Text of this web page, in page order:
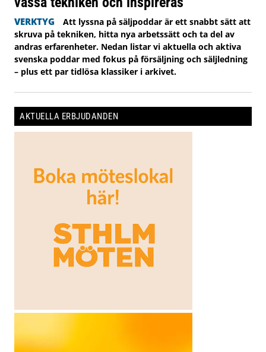
VERKTYG
Att lyssna på säljpoddar är ett snabbt sätt att
skruva på tekniken, hitta nya arbetssätt och ta del av
andras erfarenheter. Nedan listar vi aktuella och aktiva
svenska poddar med fokus på försäljning och säljledning
– plus ett par tidlösa klassiker i arkivet.
AKTUELLA ERBJUDANDEN